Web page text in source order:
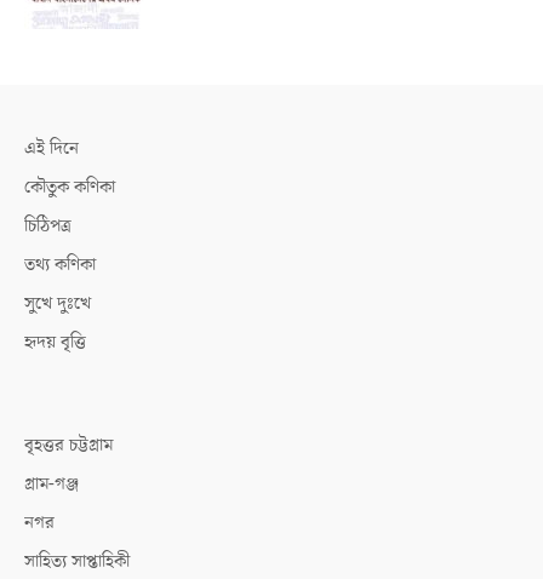
এই দিনে
কৌতুক কণিকা
চিঠিপত্র
তথ্য কণিকা
সুখে দুঃখে
হৃদয় বৃত্তি
বৃহত্তর চট্টগ্রাম
গ্রাম-গঞ্জ
নগর
সাহিত্য সাপ্তাহিকী